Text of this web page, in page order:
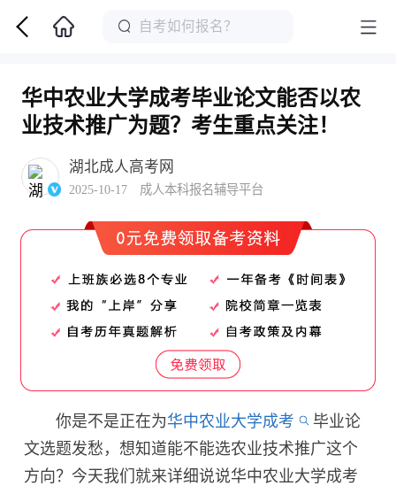
华中农业大学成考毕业论文能否以农
业技术推广为题？考生重点关注！
湖北成人高考网
2025-10-17 成人本科报名辅导平台
你是不是正在为华中农业大学成考
毕业论
文选题发愁，想知道能不能选农业技术推广这个
方向？今天我们就来详细说说华中农业大学成考